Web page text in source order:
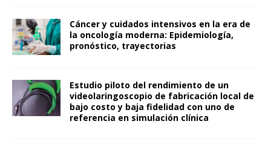
Cáncer y cuidados intensivos en la era de
la oncología moderna: Epidemiología,
pronóstico, trayectorias
Estudio piloto del rendimiento de un
videolaringoscopio de fabricación local de
bajo costo y baja fidelidad con uno de
referencia en simulación clínica